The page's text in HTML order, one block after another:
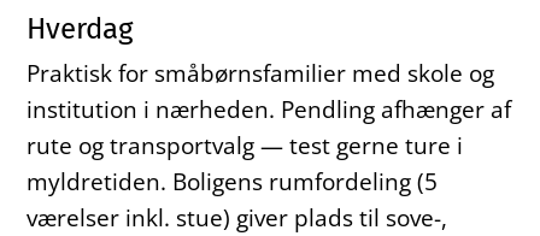
Hverdag
Praktisk for småbørnsfamilier med skole og
institution i nærheden. Pendling afhænger af
rute og transportvalg — test gerne ture i
myldretiden. Boligens rumfordeling (5
værelser inkl. stue) giver plads til sove-,